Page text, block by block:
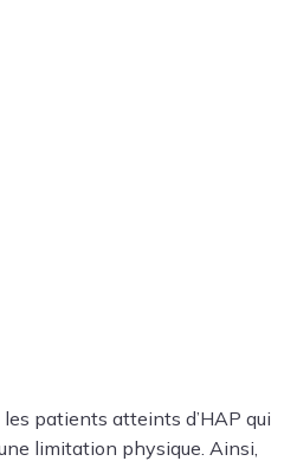
les patients atteints d’HAP qui
limitation physique. Ainsi,